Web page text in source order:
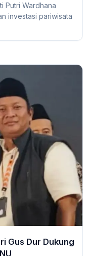
Putri Wardhana
investasi pariwisata
Gus Dur Dukung